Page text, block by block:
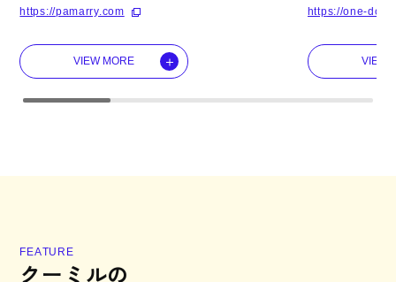
https://pamarry.com
VIEW MORE
https://one-
VIEW
FEATU R E
クー ミ ルの